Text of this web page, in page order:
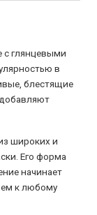
с глянцевыми
в
блестящие
широких и
Его форма
начинает
к любому